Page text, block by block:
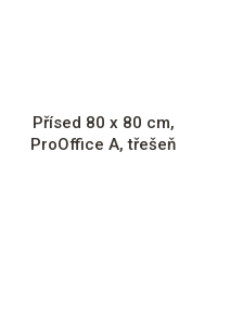
Přísed 80 x 80 cm,
ProOffice A, třešeň